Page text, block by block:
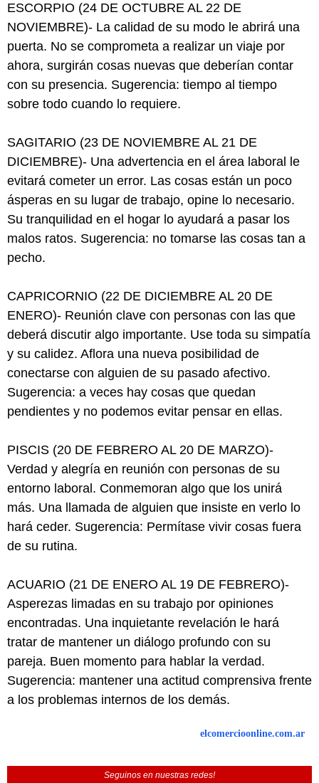
ESCORPIO (24 DE OCTUBRE AL 22 DE
NOVIEMBRE)- La calidad de su modo le abrirá una
puerta. No se comprometa a realizar un viaje por
ahora, surgirán cosas nuevas que deberían contar
con su presencia. Sugerencia: tiempo al tiempo
sobre todo cuando lo requiere.
SAGITARIO (23 DE NOVIEMBRE AL 21 DE
DICIEMBRE)- Una advertencia en el área laboral le
evitará cometer un error. Las cosas están un poco
ásperas en su lugar de trabajo, opine lo necesario.
Su tranquilidad en el hogar lo ayudará a pasar los
malos ratos. Sugerencia: no tomarse las cosas tan a
pecho.
CAPRICORNIO (22 DE DICIEMBRE AL 20 DE
ENERO)- Reunión clave con personas con las que
deberá discutir algo importante. Use toda su simpatía
y su calidez. Aflora una nueva posibilidad de
conectarse con alguien de su pasado afectivo.
Sugerencia: a veces hay cosas que quedan
pendientes y no podemos evitar pensar en ellas.
PISCIS (20 DE FEBRERO AL 20 DE MARZO)-
Verdad y alegría en reunión con personas de su
entorno laboral. Conmemoran algo que los unirá
más. Una llamada de alguien que insiste en verlo lo
hará ceder. Sugerencia: Permítase vivir cosas fuera
de su rutina.
ACUARIO (21 DE ENERO AL 19 DE FEBRERO)-
Asperezas limadas en su trabajo por opiniones
encontradas. Una inquietante revelación le hará
tratar de mantener un diálogo profundo con su
pareja. Buen momento para hablar la verdad.
Sugerencia: mantener una actitud comprensiva frente
a los problemas internos de los demás.
elcomercioonline.com.ar
Seguinos en nuestras redes!